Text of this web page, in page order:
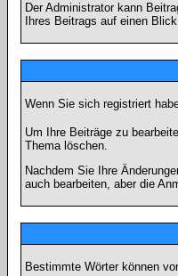
Der Administrator kann
Ihres Beitrags auf einen
Wenn Sie sich registriert
Um Ihre Beiträge zu
Thema löschen.
Nachdem Sie Ihre
auch bearbeiten, aber die
Bestimmte Wörter können